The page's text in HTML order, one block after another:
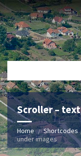
Scroller –
Home Shortcodes
under images